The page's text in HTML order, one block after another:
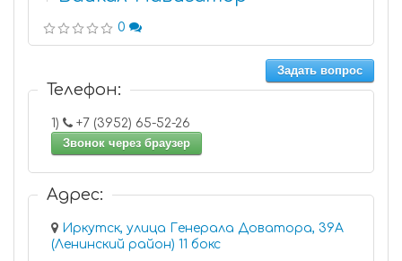
0
Задать вопрос
Телефон:
1)
+7 (3952) 65-52-26
Звонок через браузер
Адрес:
Иркутск, улица Генерала Доватора, 39А
(Ленинский район) 11 бокс